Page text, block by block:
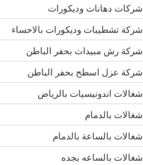
شركات دهانات وديكورات
شركة تشطيبات وديكورات بالاحساء
شركة رش مبيدات بحفر الباطن
شركة عزل اسطح بحفر الباطن
شغالات اندونيسيات بالرياض
شغالات بالدمام
شغالات بالساعة بالدمام
شغالات بالساعه بجده